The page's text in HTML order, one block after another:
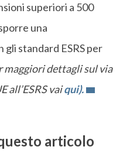
superiori a 500
una
standard ESRS per
maggiori dettagli sul via
all’ESRS vaiqui).
articolo